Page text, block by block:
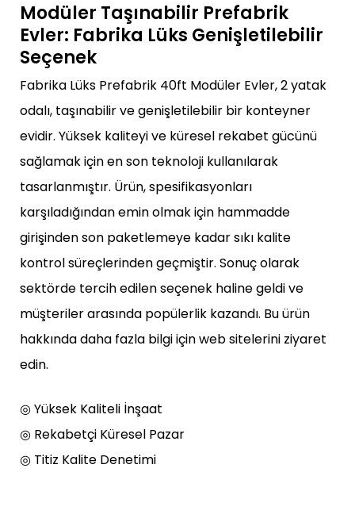
Modüler Taşınabilir Prefabrik
Evler: Fabrika Lüks Genişletilebilir
Seçenek
Fabrika Lüks Prefabrik 40ft Modüler Evler, 2 yatak
odalı, taşınabilir ve genişletilebilir bir konteyner
evidir. Yüksek kaliteyi ve küresel rekabet gücünü
sağlamak için en son teknoloji kullanılarak
tasarlanmıştır. Ürün, spesifikasyonları
karşıladığından emin olmak için hammadde
girişinden son paketlemeye kadar sıkı kalite
kontrol süreçlerinden geçmiştir. Sonuç olarak
sektörde tercih edilen seçenek haline geldi ve
müşteriler arasında popülerlik kazandı. Bu ürün
hakkında daha fazla bilgi için web sitelerini ziyaret
edin.
◎ Yüksek Kaliteli İnşaat
◎ Rekabetçi Küresel Pazar
◎ Titiz Kalite Denetimi